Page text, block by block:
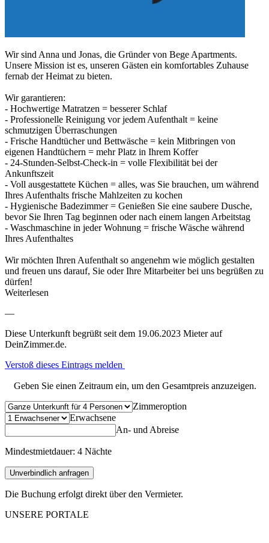
Wir sind Anna und Jonas, die Gründer von Bege Apartments.
Unsere Mission ist es, unseren Gästen ein komfortables Zuhause
fernab der Heimat zu bieten.
Wir garantieren:
- Hochwertige Matratzen = besserer Schlaf
- Professionelle Reinigung vor jedem Aufenthalt = keine
schmutzigen Überraschungen
- Frische Handtücher und Bettwäsche = kein Mitbringen von
eigenen Handtüchern = mehr Platz in Ihrem Koffer
- 24-Stunden-Selbst-Check-in = volle Flexibilität bei der
Ankunftszeit
- Voll ausgestattete Küchen = alles, was Sie brauchen, um während
Ihres Aufenthalts frische Mahlzeiten zu kochen
- Hygienische Badezimmer = Genießen Sie eine saubere Dusche,
bevor Sie Ihren Tag beginnen oder nach einem langen Arbeitstag
- Waschmaschine in jeder Wohnung = frische Wäsche während
Ihres Aufenthaltes
Wir möchten Ihren Aufenthalt so angenehm wie möglich gestalten
und freuen uns darauf, Sie oder Ihre Mitarbeiter bei uns begrüßen zu
dürfen!
Weiterlesen
—
Diese Unterkunft begrüßt seit dem 19.06.2023 Mieter auf
DeinZimmer.de.
Verstoß dieses Eintrags melden
Geben Sie einen Zeitraum ein, um den Gesamtpreis anzuzeigen.
Zimmeroption
Erwachsene
An- und Abreise
Mindestmietdauer: 4 Nächte
Unverbindlich anfragen
Die Buchung erfolgt direkt über den Vermieter.
UNSERE PORTALE